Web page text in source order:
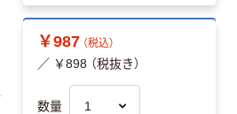
￥987 （税込）
／ ￥898 （税抜き）
数量